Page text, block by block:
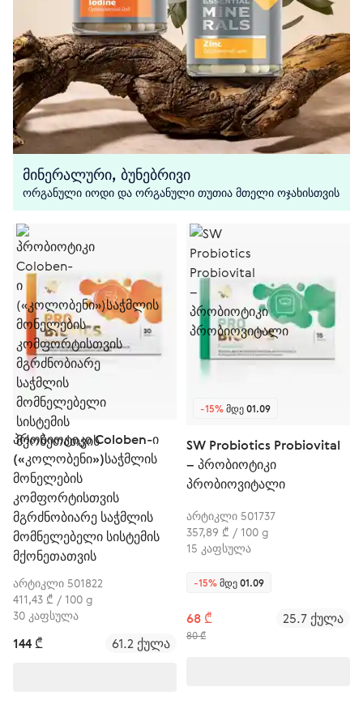
მინერალური, ბუნებრივი
ორგანული იოდი და ორგანული თუთია მთელი ოჯახისთვის
პრობიოტიკი Coloben-ი
(«კოლობენი»)საჭმლის
მონელების
კომფორტისთვის
მგრძნობიარე საჭმლის
მომნელებელი სისტემის
მქონეთათვის
არტიკლი 501822
411,43 ₾ / 100 g
30 კაფსულა
144 ₾ 61.2 ქულა
-15%ᲛᲓᲔ 01.09
SW Probiotics Probiovital
– პრობიოტიკი
პრობიოვიტალი
არტიკლი 501737
357,89 ₾ / 100 g
15 კაფსულა
-15%ᲛᲓᲔ 01.09
68 ₾
80 ₾
25.7 ქულა